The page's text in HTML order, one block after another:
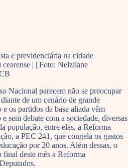
e previdenciária na cidade
| | Foto: Nelzilane
Nacional parecem não se preocupar
de um cenário de grande
os partidos da base aliada vêm
sem debate com a sociedade, diversas
população, entre elas, a Reforma
a PEC 241, que congela os gastos
por 20 anos. Além dessas, o
final deste mês a Reforma